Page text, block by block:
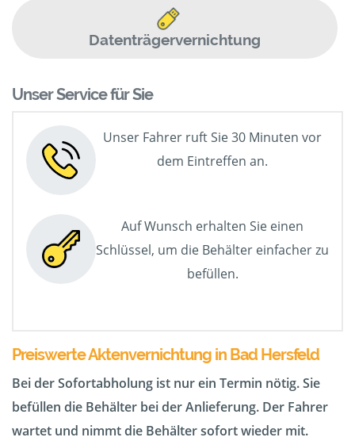
Datenträgervernichtung
Unser Service für Sie
Unser Fahrer ruft Sie 30 Minuten vor
dem Eintreffen an.
Auf Wunsch erhalten Sie einen
Schlüssel, um die Behälter einfacher zu
befüllen.
Preiswerte Aktenvernichtung in Bad Hersfeld
Bei der Sofortabholung ist nur ein Termin nötig. Sie
befüllen die Behälter bei der Anlieferung. Der Fahrer
wartet und nimmt die Behälter sofort wieder mit.